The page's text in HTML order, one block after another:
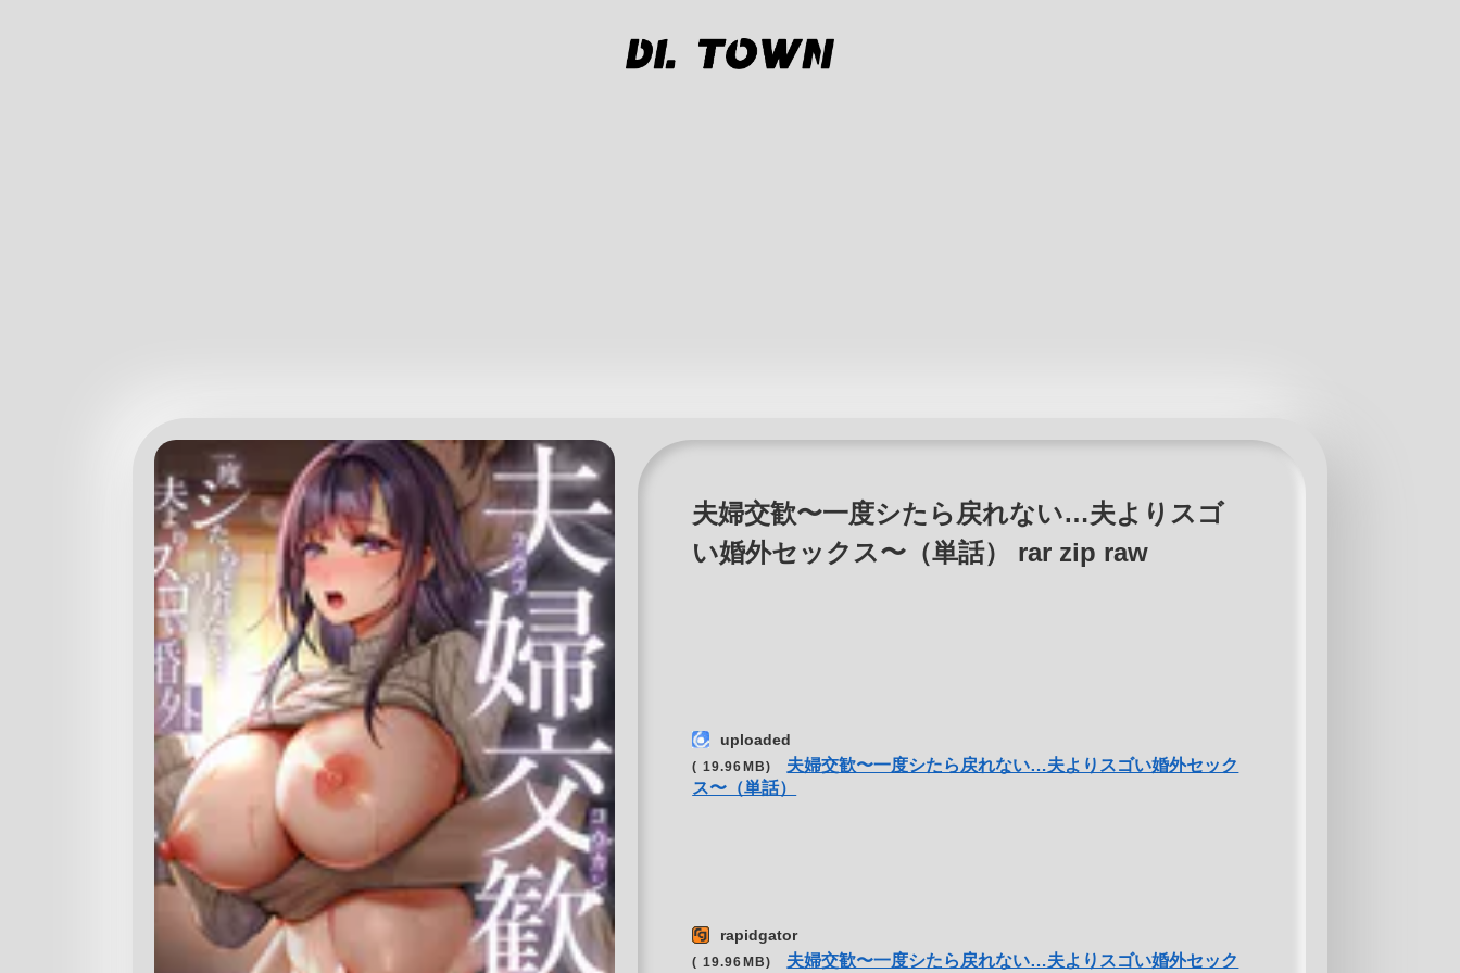
夫婦交歓〜一度シたら戻れない…夫よりスゴ
い婚外セックス〜（単話） rar zip raw
uploaded
( 19.96MB)
夫婦交歓〜一度シたら戻れない…夫よりスゴい婚外セック
ス〜（単話）
rapidgator
( 19.96MB) 夫婦交歓〜一度シたら戻れない…夫よりスゴい婚外セック